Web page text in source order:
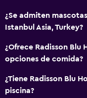
General
Habitaciones familiares
Posibilidad de
¿Se admiten
Istanbul Asia, Turkey?
¿Ofrece Radisson Blu
opciones de comida?
¿Tiene Radisson Blu
piscina?